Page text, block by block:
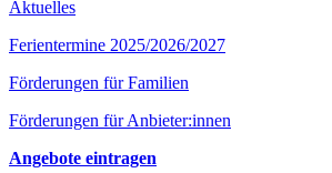
Aktuelles
Ferientermine 2025/2026/2027
Förderungen für Familien
Förderungen für Anbieter:innen
Angebote eintragen